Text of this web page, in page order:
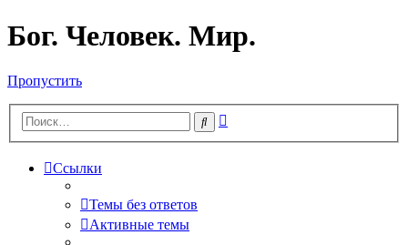
Бог. Человек. Мир.
Пропустить
Поиск
Ссылки
Темы без ответов
Активные темы